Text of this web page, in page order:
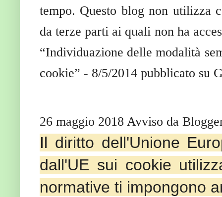
tempo. Questo blog non utilizza
da terze parti ai quali non ha
“Individuazione delle modalità
cookie” - 8/5/2014 pubblicato su
26 maggio 2018 Avviso da
Il diritto dell'Unione
dall'UE sui cookie
normative ti impongono